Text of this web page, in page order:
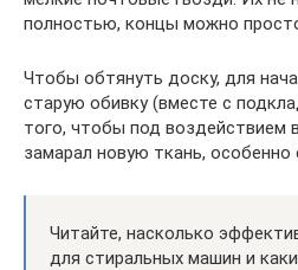
полностью, концы можно просто
Чтобы обтянуть доску, для
старую обивку (вместе с
того, чтобы под воздействием
замарал новую ткань, особенно
Читайте, насколько
для стиральных машин и